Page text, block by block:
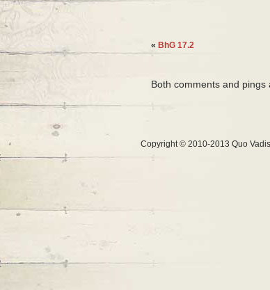
« BhG 17.2
Both comments and pings
Copyright © 2010-2013 Quo